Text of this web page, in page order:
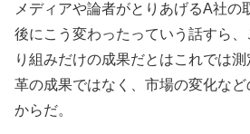
メディアや論者がとりあげるA社の
後にこう変わったっていう話すら
り組みだけの成果だとはこれでは
革の成果ではなく、市場の変化な
からだ。